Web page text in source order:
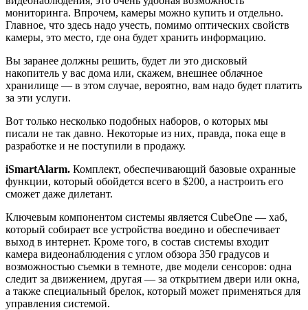
мониторинга. Впрочем, камеры можно купить и отдельно.
Главное, что здесь надо учесть, помимо оптических свойств
камеры, это место, где она будет хранить информацию.
Вы заранее должны решить, будет ли это дисковый
накопитель у вас дома или, скажем, внешнее облачное
хранилище — в этом случае, вероятно, вам надо будет платить
за эти услуги.
Вот только несколько подобных наборов, о которых мы
писали не так давно. Некоторые из них, правда, пока еще в
разработке и не поступили в продажу.
iSmartAlarm. Комплект, обеспечивающий базовые охранные
функции, который обойдется всего в $200, а настроить его
сможет даже дилетант.
Ключевым компонентом системы является CubeOne — хаб,
который собирает все устройства воедино и обеспечивает
выход в интернет. Кроме того, в состав системы входит
камера видеонаблюдения с углом обзора 350 градусов и
возможностью съемки в темноте, две модели сенсоров: одна
следит за движением, другая — за открытием двери или окна,
а также специальный брелок, который может применяться для
управления системой.